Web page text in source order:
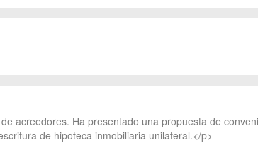
acreedores. Ha presentado una propuesta de
de hipoteca inmobiliaria unilateral.</p>